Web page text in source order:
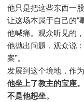
他只是把这些东西一
让这场本属于自己的“
他喊痛。观众听见的
他抛出问题，观众说
案”。
发展到这个境地，作
他坐上了教主的宝座。
不是他想坐。